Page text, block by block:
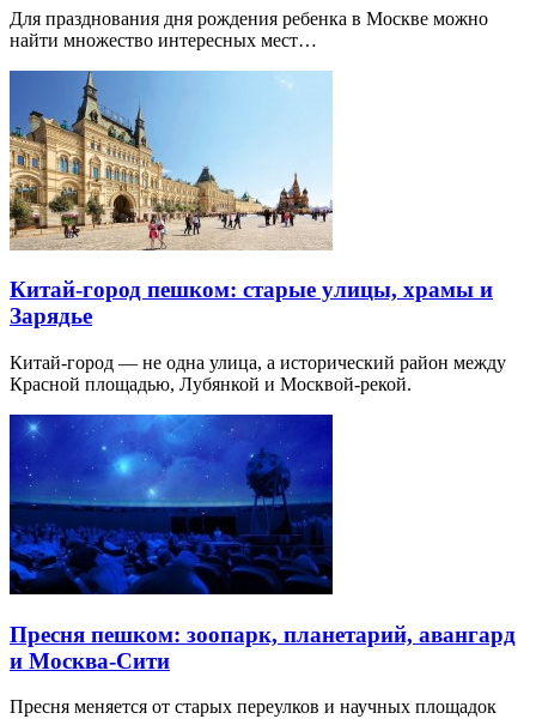
Для празднования дня рождения ребенка в Москве можно
найти множество интересных мест…
Китай-город пешком: старые улицы, храмы и
Зарядье
Китай-город — не одна улица, а исторический район между
Красной площадью, Лубянкой и Москвой-рекой.
Пресня пешком: зоопарк, планетарий, авангард
и Москва-Сити
Пресня меняется от старых переулков и научных площадок